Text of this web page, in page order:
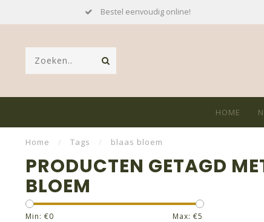
Bestel eenvoudig online!
HOME
Home / Tags / blaas bloem
PRODUCTEN GETAGD
BLOEM
Min: €0 Max: €5